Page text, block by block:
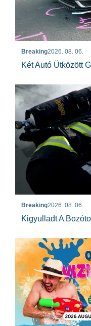
Breaking2026. 08. 06.
Két Autó Ütközött
Breaking2026. 08. 06.
Kigyulladt A